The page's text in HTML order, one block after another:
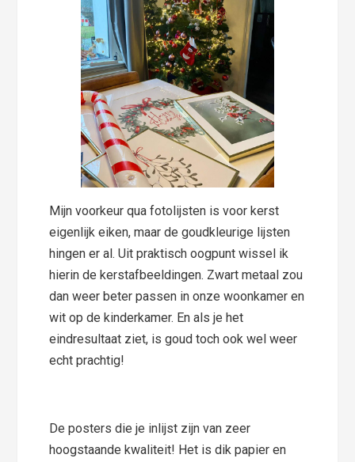
Mijn voorkeur qua fotolijsten is voor kerst
eigenlijk eiken, maar de goudkleurige lijsten
hingen er al. Uit praktisch oogpunt wissel ik
hierin de kerstafbeeldingen. Zwart metaal zou
dan weer beter passen in onze woonkamer en
wit op de kinderkamer. En als je het
eindresultaat ziet, is goud toch ook wel weer
echt prachtig!
De posters die je inlijst zijn van zeer
hoogstaande kwaliteit! Het is dik papier en